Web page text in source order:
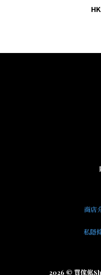
商店
私隱
2026 © 買傢俬